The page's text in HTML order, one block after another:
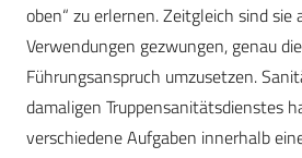
oben“ zu erlernen. Zeitgleich sind sie
Verwendungen gezwungen, genau
Führungsanspruch umzusetzen.
damaligen Truppensanitätsdienstes
verschiedene Aufgaben innerhalb